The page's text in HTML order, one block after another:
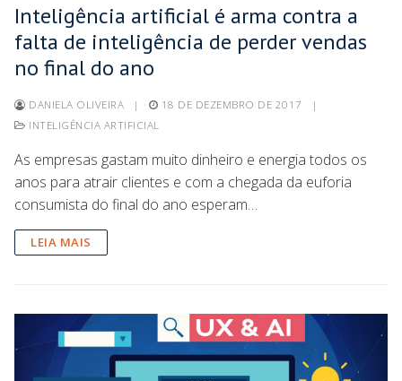
Inteligência artificial é arma contra a
falta de inteligência de perder vendas
no final do ano
DANIELA OLIVEIRA | 18 DE DEZEMBRO DE 2017
|
INTELIGÊNCIA ARTIFICIAL
As empresas gastam muito dinheiro e energia todos os
anos para atrair clientes e com a chegada da euforia
consumista do final do ano esperam…
LEIA MAIS